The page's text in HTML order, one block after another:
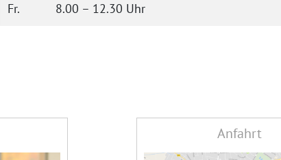
Fr. 8.00 – 12.30 Uhr
Anfahrt